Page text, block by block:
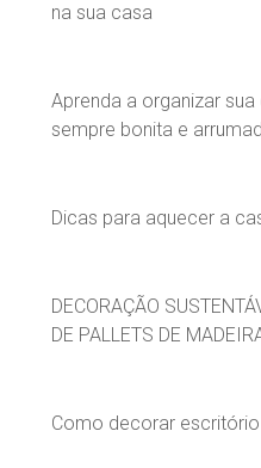
na sua casa
Aprenda a organizar
sempre bonita e
Dicas para aquecer a
DECORAÇÃO
DE PALLETS DE
Como decorar escritório